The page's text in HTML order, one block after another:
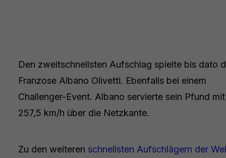
Den zweitschnellsten Aufschlag spielte bis dato
Franzose Albano Olivetti. Ebenfalls bei einem
Challenger-Event. Albano servierte sein Pfund mit
257,5 km/h über die Netzkante.
Zu den weiteren schnellsten Aufschlägern der